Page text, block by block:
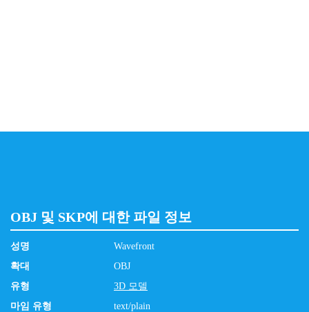
OBJ 및 SKP에 대한 파일 정보
성명
Wavefront
확대
OBJ
유형
3D 모델
마임 유형
text/plain